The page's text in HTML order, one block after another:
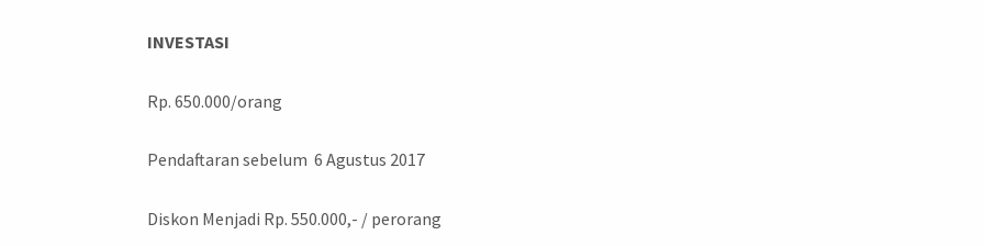
INVESTASI
Rp. 650.000/orang
Pendaftaran sebelum 6 Agustus 2017
Diskon Menjadi Rp. 550.000,- / perorang